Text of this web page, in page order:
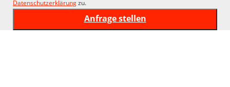
Datenschutzerklärungzu.